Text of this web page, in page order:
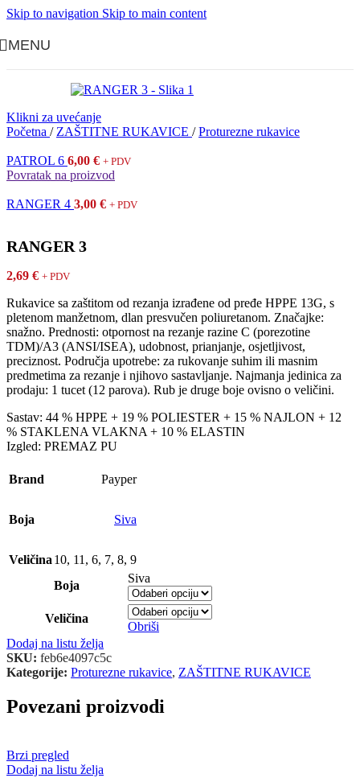
Skip to navigation Skip to main content
MENU
Klikni za uvećanje
Početna / ZAŠTITNE RUKAVICE / Proturezne rukavice
PATROL 6 6,00 € + PDV
Povratak na proizvod
RANGER 4 3,00 € + PDV
RANGER 3
2,69 € + PDV
Rukavice sa zaštitom od rezanja izrađene od pređe HPPE 13G, s
pletenom manžetnom, dlan presvučen poliuretanom. Značajke:
snažno. Prednosti: otpornost na rezanje razine C (porezotine
TDM)/A3 (ANSI/ISEA), udobnost, prianjanje, osjetljivost,
preciznost. Područja upotrebe: za rukovanje suhim ili masnim
predmetima za rezanje i njihovo sastavljanje. Najmanja jedinica za
prodaju: 1 tucet (12 parova). Rub je druge boje ovisno o veličini.
Sastav: 44 % HPPE + 19 % POLIESTER + 15 % NAJLON + 12
% STAKLENA VLAKNA + 10 % ELASTIN
Izgled: PREMAZ PU
Brand Payper
Boja Siva
Veličina 10, 11 , 6, 7, 8, 9
Boja
Siva
Veličina
Obriši
Dodaj na listu želja
SKU: feb6e4097c5c
Kategorije: Proturezne rukavice, ZAŠTITNE RUKAVICE
Povezani proizvodi
Brzi pregled
Dodaj na listu želja